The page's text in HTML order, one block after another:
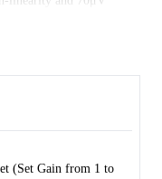
noise, 1pA/√Hz
(Set Gain from 1 to